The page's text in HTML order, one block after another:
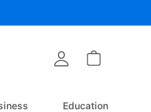
Education